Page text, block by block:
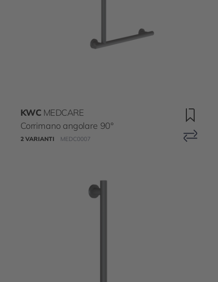
KWC MEDCARE
Corrimano angolare 90°
2 VARIANTI MEDC0007